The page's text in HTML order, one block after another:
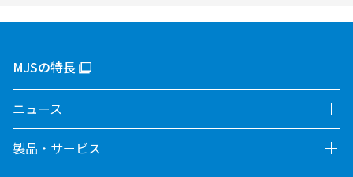
MJSの特長
ニュース
製品・サービス